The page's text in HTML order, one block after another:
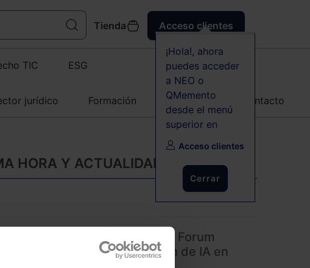
Tienda Acceso clientes
¡Hola!, ahora
puedes acceder
a NEO o
QMemento
desde el menú
superior en
Acceso clientes
Cerrar
TIC ESG
jurídico Formación Agenda Contacto
HORA Y ACTUALIDAD
del AI & Cyber Security Forum
desafíos de la implementación de IA en